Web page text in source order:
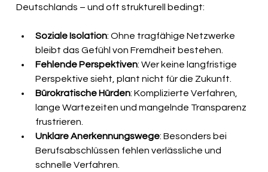
Deutschlands – und oft strukturell bedingt:
Soziale Isolation: Ohne tragfähige Netzwerke
bleibt das Gefühl von Fremdheit bestehen.
Fehlende Perspektiven: Wer keine langfristige
Perspektive sieht, plant nicht für die Zukunft.
Bürokratische Hürden: Komplizierte Verfahren,
lange Wartezeiten und mangelnde Transparenz
frustrieren.
Unklare Anerkennungswege: Besonders bei
Berufsabschlüssen fehlen verlässliche und
schnelle Verfahren.